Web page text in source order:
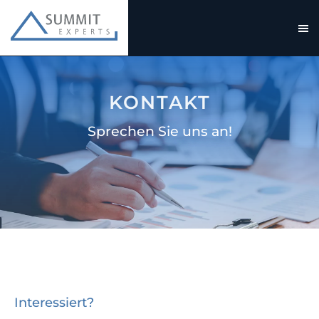
KONTAKT
Sprechen Sie uns an!
Interessiert?